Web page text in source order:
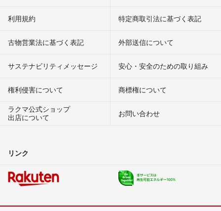
利用規約 特定商取引法に基づく表記
古物営業法に基づく表記 外部送信について
サステナビリティメッセージ 安心・安全のための取り組み
権利侵害について
商標権について
ラクマ公式ショップ
出店について
お問い合わせ
リンク